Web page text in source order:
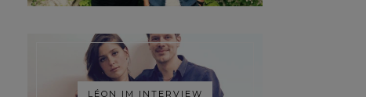
LÉON IM INTERVIEW